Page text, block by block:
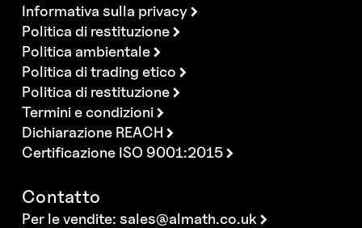
Informativa sulla privacy
Politica di restituzione
Politica ambientale
Politica di trading etico
Politica di restituzione
Termini e condizioni
Dichiarazione REACH
Certificazione ISO 9001:2015
Contatto
Per le vendite:sales@almath.co.uk